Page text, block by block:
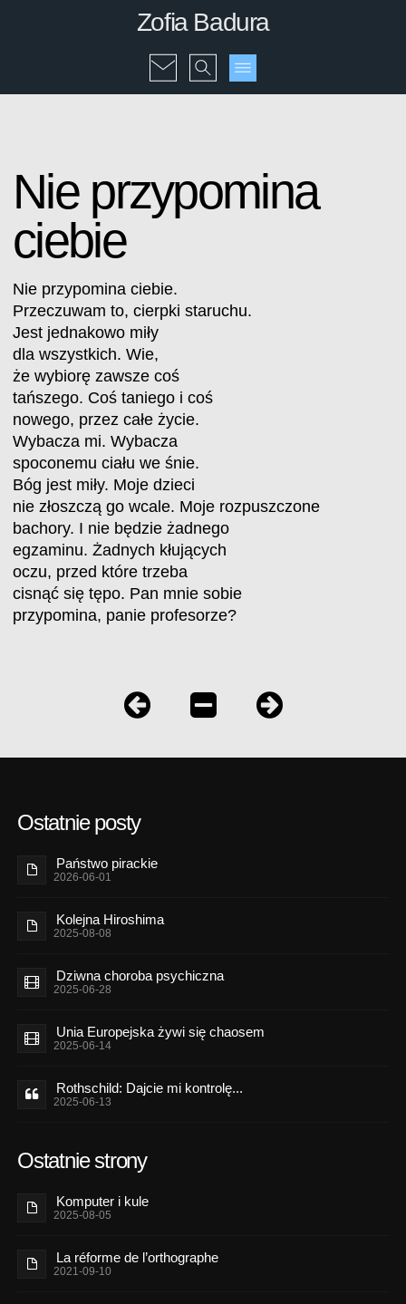
Zofia Badura
Nie przypomina
ciebie
Nie przypomina ciebie.
Przeczuwam to, cierpki staruchu.
Jest jednakowo miły
dla wszystkich. Wie,
że wybiorę zawsze coś
tańszego. Coś taniego i coś
nowego, przez całe życie.
Wybacza mi. Wybacza
spoconemu ciału we śnie.
Bóg jest miły. Moje dzieci
nie złoszczą go wcale. Moje rozpuszczone
bachory. I nie będzie żadnego
egzaminu. Żadnych kłujących
oczu, przed które trzeba
cisnąć się tępo. Pan mnie sobie
przypomina, panie profesorze?
Ostatnie posty
Państwo pirackie
2026-06-01
Kolejna Hiroshima
2025-08-08
Dziwna choroba psychiczna
2025-06-28
Unia Europejska żywi się chaosem
2025-06-14
Rothschild: Dajcie mi kontrolę...
2025-06-13
Ostatnie strony
Komputer i kule
2025-08-05
La réforme de l’orthographe
2021-09-10